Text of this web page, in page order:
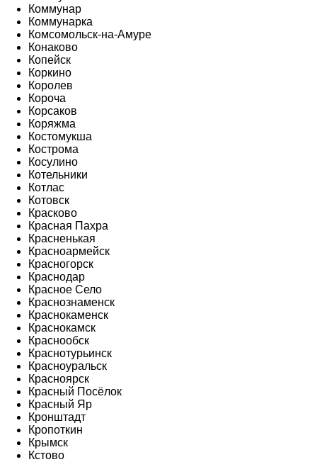
Коммунар
Коммунарка
Комсомольск-на-Амуре
Конаково
Копейск
Коркино
Королев
Короча
Корсаков
Коряжма
Костомукша
Кострома
Косулино
Котельники
Котлас
Котовск
Красково
Красная Пахра
Красненькая
Красноармейск
Красногорск
Краснодар
Красное Село
Краснознаменск
Краснокаменск
Краснокамск
Краснообск
Краснотурьинск
Красноуральск
Красноярск
Красный Посёлок
Красный Яр
Кронштадт
Кропоткин
Крымск
Кстово